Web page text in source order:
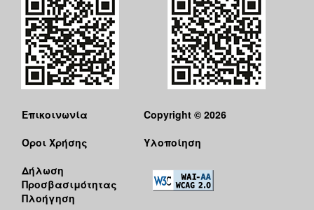
Επικοινωνία
Όροι Χρήσης
Δήλωση
Προσβασιμότητας
Πλοήγηση
Copyright © 2026
Υλοποίηση